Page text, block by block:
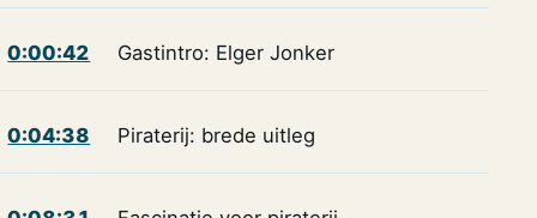
0:00:42 Gastintro: Elger Jonker
0:04:38 Piraterij: brede uitleg